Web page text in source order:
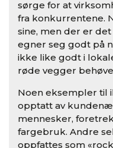
sørge for at
fra konkurrentene.
sine, men der er
egner seg godt på
ikke like godt i
røde vegger
Noen eksempler til
opptatt av
mennesker,
fargebruk. Andre
oppfattes som